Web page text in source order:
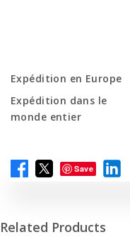
Expédition en Europe
Expédition dans le
monde entier
Save
Related Products